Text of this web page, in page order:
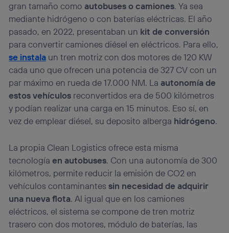
gran tamaño como autobuses o camiones. Ya sea
mediante hidrógeno o con baterías eléctricas. El año
pasado, en 2022, presentaban un kit de conversión
para convertir camiones diésel en eléctricos. Para ello,
se instala un tren motriz con dos motores de 120 KW
cada uno que ofrecen una potencia de 327 CV con un
par máximo en rueda de 17.000 NM. La autonomía de
estos vehículos reconvertidos era de 500 kilómetros
y podían realizar una carga en 15 minutos. Eso sí, en
vez de emplear diésel, su deposito alberga hidrógeno.
La propia Clean Logistics ofrece esta misma
tecnologíaen autobuses. Con una autonomía de 300
kilómetros, permite reducir la emisión de CO2 en
vehículos contaminantessin necesidad de adquirir
una nueva flota. Al igual que en los camiones
eléctricos, el sistema se compone de tren motriz
trasero con dos motores, módulo de baterías, las